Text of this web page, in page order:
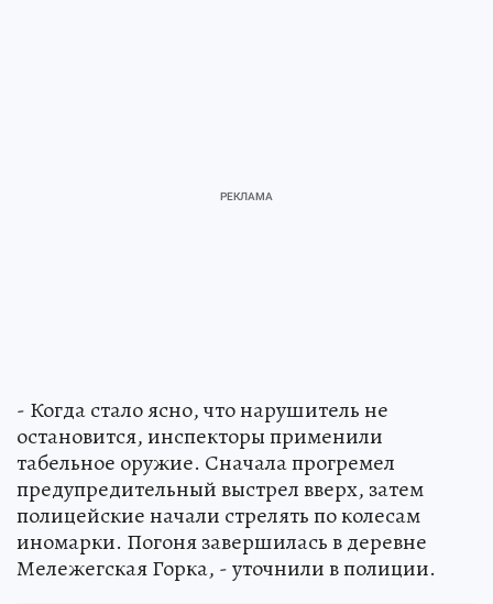
- Когда стало ясно, что нарушитель не
остановится, инспекторы применили
табельное оружие. Сначала прогремел
предупредительный выстрел вверх, затем
полицейские начали стрелять по колесам
иномарки. Погоня завершилась в деревне
Мележегская Горка, - уточнили в полиции.